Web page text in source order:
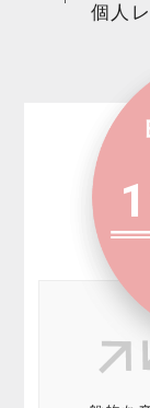
個人